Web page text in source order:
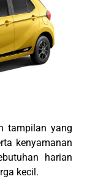
tampilan yang
kenyamanan
harian
kecil.